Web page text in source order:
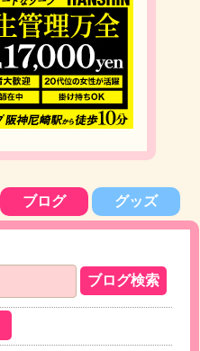
ブログ グッズ